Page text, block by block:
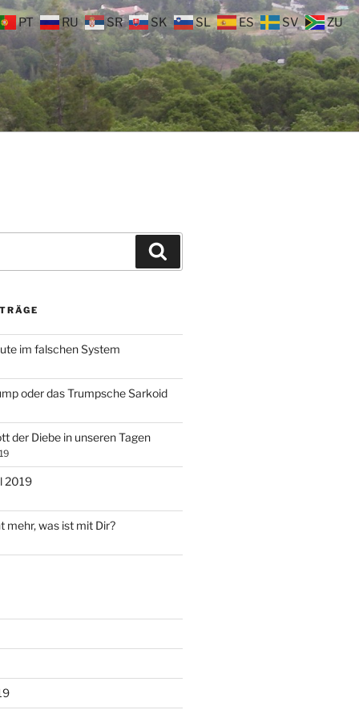
im falschen System
oder das Trumpsche Sarkoid
der Diebe in unseren Tagen
2019
mehr, was ist mit Dir?
PT RU SR SK SL ES SV ZU